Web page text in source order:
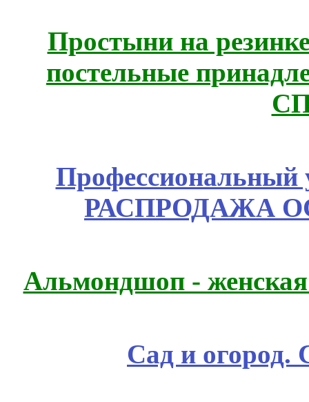
Простыни на
постельные
Профессиональный
РАСПРОДАЖА
Альмондшоп -
Сад и огород.